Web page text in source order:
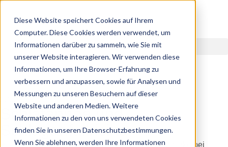
Diese Website speichert Cookies auf Ihrem
Computer. Diese Cookies werden verwendet, um
Informationen darüber zu sammeln, wie Sie mit
unserer Website interagieren. Wir verwenden diese
Informationen, um Ihre Browser-Erfahrung zu
verbessern und anzupassen, sowie für Analysen und
Messungen zu unseren Besuchern auf dieser
Website und anderen Medien. Weitere
Informationen zu den von uns verwendeten Cookies
finden Sie in unseren Datenschutzbestimmungen.
Wenn Sie ablehnen, werden Ihre Informationen
22.09.2025
Schlafapnoe und
Schlaganfallrisiko